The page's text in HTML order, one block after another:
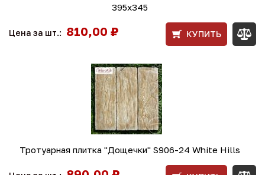
395х345
Цена за шт.: 810,00 ₽ КУПИТЬ
Тротуарная плитка "Дощечки" S906-24 White Hills